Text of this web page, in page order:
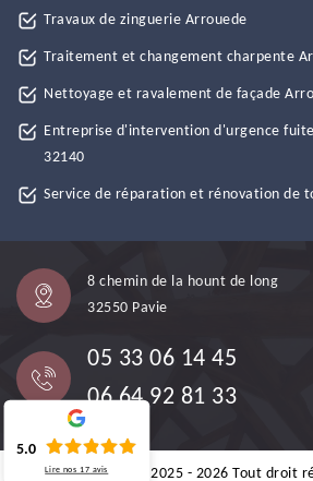
Travaux de zinguerie Arrouede
Traitement et changement charpente
Nettoyage et ravalement de façade
Entreprise d'intervention d'urgence
32140
Service de réparation et rénovation de
8 chemin de la hount de long
32550 Pavie
05 33 06 14 45
06 64 92 81 33
©2025 - 2026 Tout droit
5.0
Lire nos17 avis